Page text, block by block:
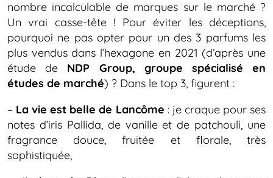
nombre incalculable de marques sur le marché ?
Un vrai casse-tête ! Pour éviter les déceptions,
pourquoi ne pas opter pour un des 3 parfums les
plus vendus dans l’hexagone en 2021 (d’après une
étude de NDP Group, groupe spécialisé en
études de marché) ? Dans le top 3, figurent :
– La vie est belle de Lancôme : je craque pour ses
notes d’iris Pallida, de vanille et de patchouli, une
fragrance douce, fruitée et florale, très
sophistiquée,